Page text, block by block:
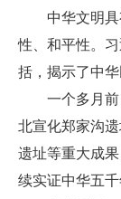
中华文明
性、和平性。
括，揭示了中华
一个多月
北宣化郑家沟
遗址等重大成
续实证中华五千